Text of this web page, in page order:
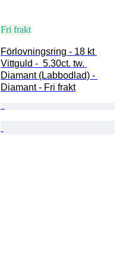
Fri frakt
Förlovningsring - 18 kt
Vittguld -  5.30ct. tw.
Diamant (Labbodlad) -
Diamant - Fri frakt